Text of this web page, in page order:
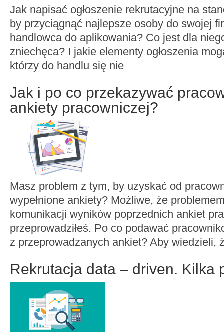
Jak napisać ogłoszenie rekrutacyjne na
by przyciągnąć najlepsze osoby do swojej
handlowca do aplikowania? Co jest dla
zniechęca? I jakie elementy ogłoszenia
którzy do handlu się nie
Jak i po co przekazywać
ankiety pracowniczej?
Masz problem z tym, by uzyskać od
wypełnione ankiety? Możliwe, że
komunikacji wyników poprzednich ankiet
przeprowadziłeś. Po co podawać
z przeprowadzanych ankiet? Aby wiedzieli,
Rekrutacja data – driven. Kilka